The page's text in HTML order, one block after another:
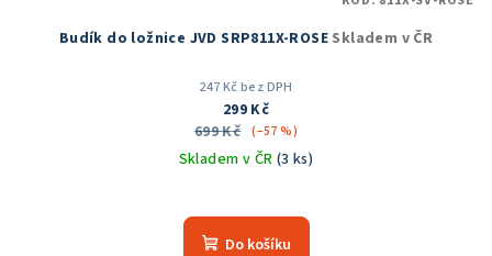
Budík do ložnice JVD SRP811X-ROSE Skladem v ČR
247 Kč bez DPH
299 Kč
699 Kč (–57 %)
Skladem v ČR (3 ks)
hodnocení
produktu
Do košíku